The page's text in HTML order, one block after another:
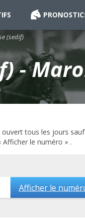
(sedif)
-
tous les jours
le numéro » .
Afficher le